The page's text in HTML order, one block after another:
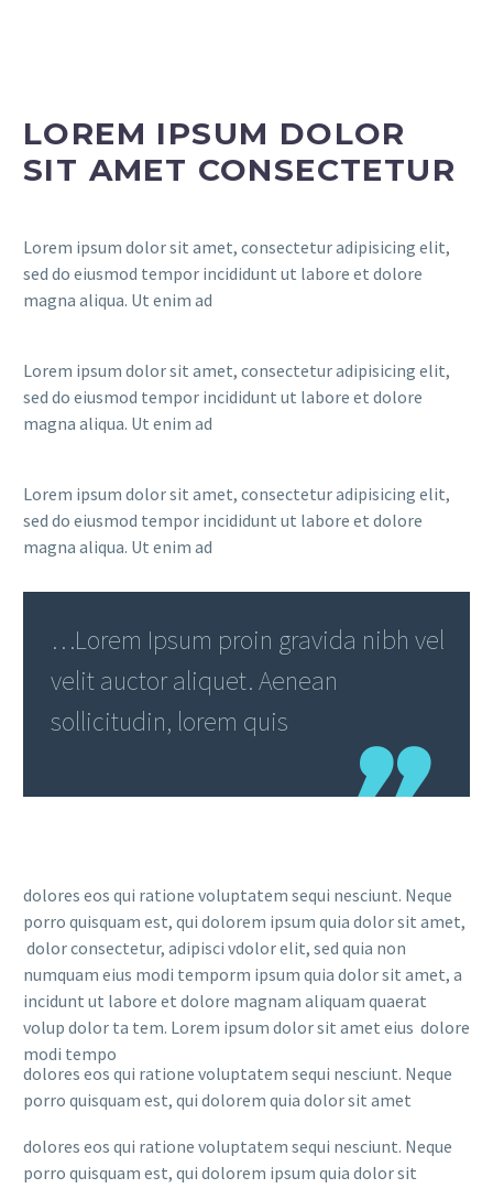
LOREM IPSUM DOLOR
SIT AMET CONSECTETUR
Lorem ipsum dolor sit amet, consectetur adipisicing elit,
sed do eiusmod tempor incididunt ut labore et dolore
magna aliqua. Ut enim ad
Lorem ipsum dolor sit amet, consectetur adipisicing elit,
sed do eiusmod tempor incididunt ut labore et dolore
magna aliqua. Ut enim ad
Lorem ipsum dolor sit amet, consectetur adipisicing elit,
sed do eiusmod tempor incididunt ut labore et dolore
magna aliqua. Ut enim ad
…Lorem Ipsum proin gravida nibh vel
velit auctor aliquet. Aenean
sollicitudin, lorem quis
dolores eos qui ratione voluptatem sequi nesciunt. Neque
porro quisquam est, qui dolorem ipsum quia dolor sit amet,
dolor consectetur, adipisci vdolor elit, sed quia non
numquam eius modi temporm ipsum quia dolor sit amet, a
incidunt ut labore et dolore magnam aliquam quaerat
volup dolor ta tem. Lorem ipsum dolor sit amet eius dolore
modi tempo
dolores eos qui ratione voluptatem sequi nesciunt. Neque
porro quisquam est, qui dolorem quia dolor sit amet
dolores eos qui ratione voluptatem sequi nesciunt. Neque
porro quisquam est, qui dolorem ipsum quia dolor sit